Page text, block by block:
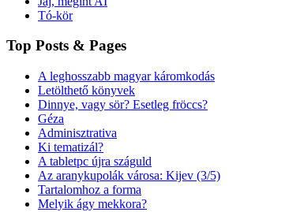
Tó-kör
Top Posts & Pages
A leghosszabb magyar káromkodás
Letölthető könyvek
Dinnye, vagy sör? Esetleg fröccs?
Géza
Adminisztrativa
Ki tematizál?
A tabletpc újra száguld
Az aranykupolák városa: Kijev (3/5)
Tartalomhoz a forma
Melyik ágy mekkora?